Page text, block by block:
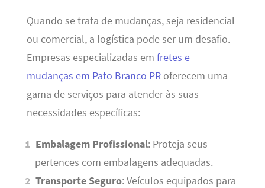
Quando se trata de mudanças, seja residencial
ou comercial, a logística pode ser um desafio.
Empresas especializadas em fretes e
mudanças em Pato Branco PRoferecem uma
gama de serviços para atender às suas
necessidades específicas:
Embalagem Profissional: Proteja seus
pertences com embalagens adequadas.
Transporte Seguro: Veículos equipados para